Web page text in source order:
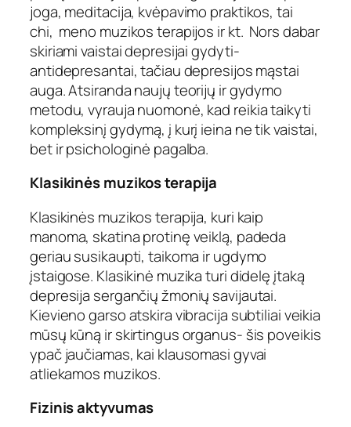
joga, meditacija, kvėpavimo praktikos, tai
chi, meno muzikos terapijos ir kt. Nors dabar
skiriami vaistai depresijai gydyti-
antidepresantai, tačiau depresijos mąstai
auga. Atsiranda naujų teorijų ir gydymo
metodu, vyrauja nuomonė, kad reikia taikyti
kompleksinį gydymą, į kurį ieina ne tik vaistai,
bet ir psichologinė pagalba.
Klasikinės muzikos terapija
Klasikinės muzikos terapija, kuri kaip
manoma, skatina protinę veiklą, padeda
geriau susikaupti, taikoma ir ugdymo
įstaigose. Klasikinė muzika turi didelę įtaką
depresija sergančių žmonių savijautai.
Kievieno garso atskira vibracija subtiliai veikia
mūsų kūną ir skirtingus organus- šis poveikis
ypač jaučiamas, kai klausomasi gyvai
atliekamos muzikos.
Fizinis aktyvumas